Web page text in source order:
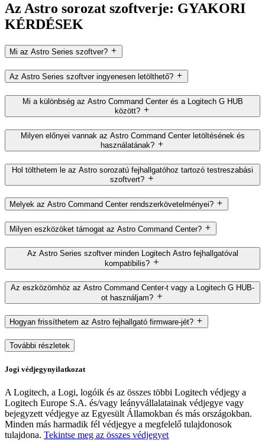
Az Astro sorozat szoftverje: GYAKORI
KÉRDÉSEK
Mi az Astro Series szoftver?
Az Astro Series szoftver ingyenesen letölthető?
Mi a különbség az Astro Command Center és a Logitech G HUB
között?
Milyen előnyei vannak az Astro Command Center letöltésének és
használatának?
Hol tölthetem le az Astro sorozatú fejhallgatóhoz tartozó testreszabási
szoftvert?
Melyek az Astro Command Center rendszerkövetelményei?
Milyen eszközöket támogat az Astro Command Center?
Az Astro Series szoftver minden Logitech Astro fejhallgatóval
kompatibilis?
Az eszközömhöz az Astro Command Center-t vagy a Logitech G HUB-
ot használjam?
Hogyan frissíthetem az Astro fejhallgató firmware-jét?
További részletek
Jogi védjegynyilatkozat
A Logitech, a Logi, logóik és az összes többi Logitech védjegy a
Logitech Europe S.A. és/vagy leányvállalatainak védjegye vagy
bejegyzett védjegye az Egyesült Államokban és más országokban.
Minden más harmadik fél védjegye a megfelelő tulajdonosok
tulajdona. Tekintse meg az összes védjegyet